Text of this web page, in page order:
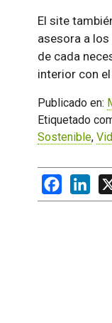
El site
asesora a
de cada
interior con
Publicado en:
Etiquetado
Sostenible,
Facebook